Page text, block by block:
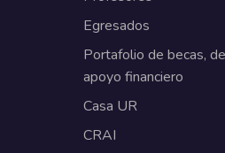
Egresados
Portafolio de becas,
apoyo financiero
Casa UR
CRAI